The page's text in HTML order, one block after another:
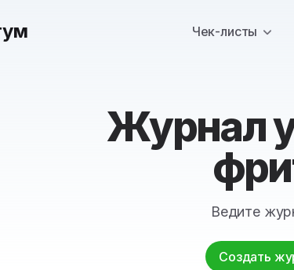
Чек-листы
Журнал
Ведите
Создать